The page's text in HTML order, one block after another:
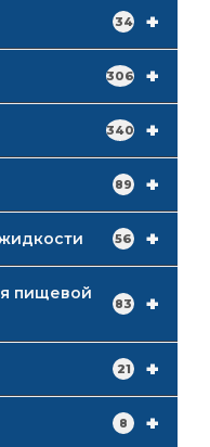
+
34
+
306
+
340
+
89
+
56
+
пищевой
83
+
21
+
8